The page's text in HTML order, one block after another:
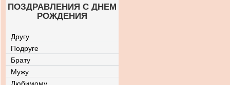
ПОЗДРАВЛЕНИЯ С ДНЕМ
РОЖДЕНИЯ
Другу
Подруге
Брату
Мужу